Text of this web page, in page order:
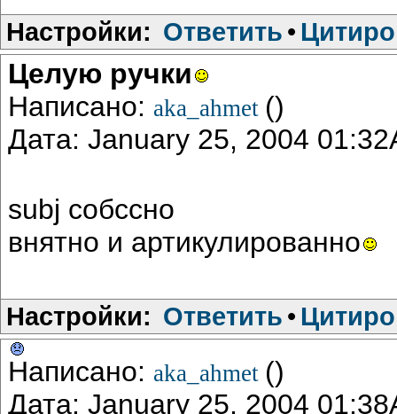
Настройки: Ответить •
Целую ручки
Написано: aka_ahmet ()
Дата: January 25, 2004
subj собссно
внятно и артикулированно
Настройки: Ответить •
Написано: aka_ahmet ()
Дата: January 25, 2004